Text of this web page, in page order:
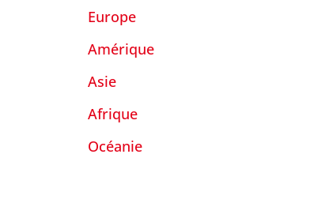
Europe
Amérique
Asie
Afrique
Océanie